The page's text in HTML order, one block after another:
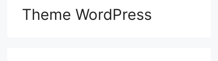
Theme WordPress